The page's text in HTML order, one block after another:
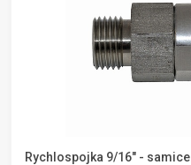
Rychlospojka 9/16" - samice